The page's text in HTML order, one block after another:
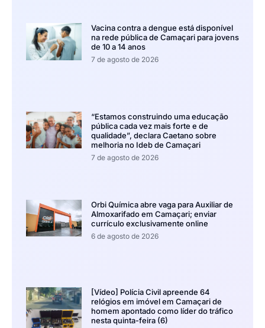
Vacina contra a dengue está disponível
na rede pública de Camaçari para jovens
de 10 a 14 anos
7 de agosto de 2026
“Estamos construindo uma educação
pública cada vez mais forte e de
qualidade”, declara Caetano sobre
melhoria no Ideb de Camaçari
7 de agosto de 2026
Orbi Química abre vaga para Auxiliar de
Almoxarifado em Camaçari; enviar
currículo exclusivamente online
6 de agosto de 2026
[Vídeo] Polícia Civil apreende 64
relógios em imóvel em Camaçari de
homem apontado como líder do tráfico
nesta quinta-feira (6)